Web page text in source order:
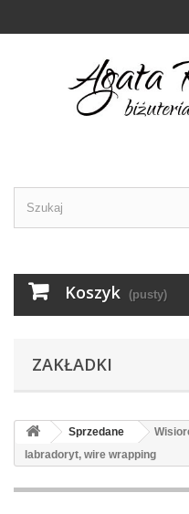
Koszyk (pusty)
ZAKŁADKI
Sprzedane
labradoryt, wire wrapping